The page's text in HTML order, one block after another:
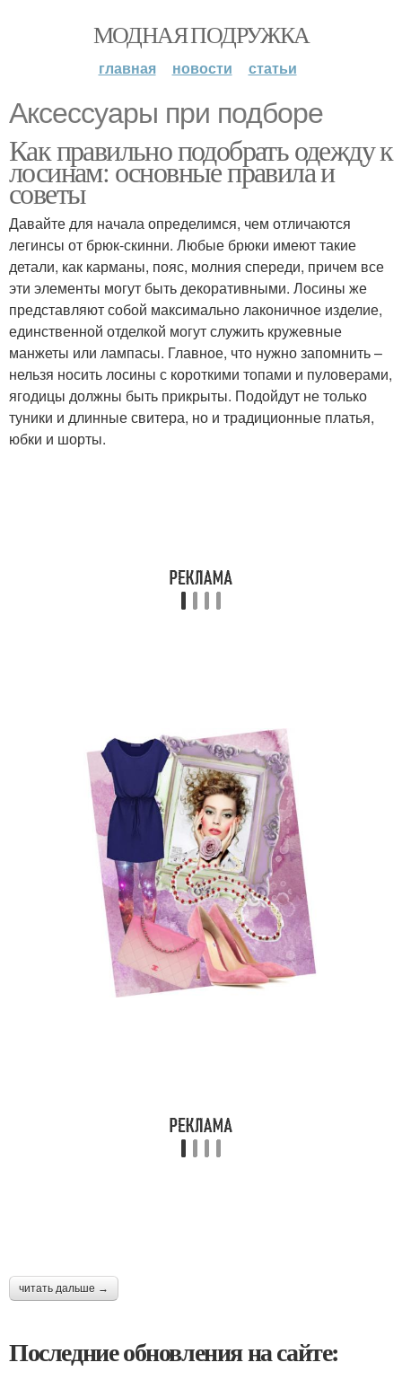
МОДНАЯ ПОДРУЖКА
главная новости статьи
Аксессуары при подборе
Как правильно подобрать одежду к
лосинам: основные правила и
советы
Давайте для начала определимся, чем отличаются
легинсы от брюк-скинни. Любые брюки имеют такие
детали, как карманы, пояс, молния спереди, причем все
эти элементы могут быть декоративными. Лосины же
представляют собой максимально лаконичное изделие,
единственной отделкой могут служить кружевные
манжеты или лампасы. Главное, что нужно запомнить –
нельзя носить лосины с короткими топами и пуловерами,
ягодицы должны быть прикрыты. Подойдут не только
туники и длинные свитера, но и традиционные платья,
юбки и шорты.
читать дальше →
Последние обновления на сайте: